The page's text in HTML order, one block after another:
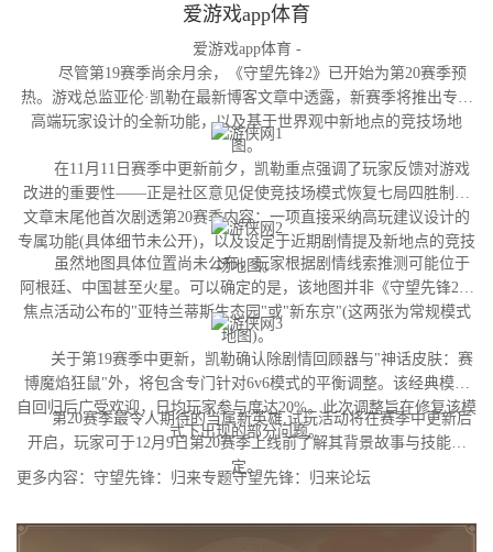
爱游戏app体育
爱游戏app体育 -
尽管第19赛季尚余月余，《守望先锋2》已开始为第20赛季预
热。游戏总监亚伦·凯勒在最新博客文章中透露，新赛季将推出专为
高端玩家设计的全新功能，以及基于世界观中新地点的竞技场地
图。
在11月11日赛季中更新前夕，凯勒重点强调了玩家反馈对游戏
改进的重要性——正是社区意见促使竞技场模式恢复七局四胜制。
文章末尾他首次剧透第20赛季内容：一项直接采纳高玩建议设计的
专属功能(具体细节未公开)，以及设定于近期剧情提及新地点的竞技
场地图。
虽然地图具体位置尚未公布，玩家根据剧情线索推测可能位于
阿根廷、中国甚至火星。可以确定的是，该地图并非《守望先锋2》
焦点活动公布的"亚特兰蒂斯生态园"或"新东京"(这两张为常规模式
地图)。
关于第19赛季中更新，凯勒确认除剧情回顾器与"神话皮肤：赛
博魔焰狂鼠"外，将包含专门针对6v6模式的平衡调整。该经典模式
自回归后广受欢迎，日均玩家参与度达20%。此次调整旨在修复该模
式下出现的部分问题。
第20赛季最令人期待的当属新英雄,试玩活动将在赛季中更新后
开启，玩家可于12月9日第20赛季上线前了解其背景故事与技能设
定。
更多内容：守望先锋：归来专题守望先锋：归来论坛